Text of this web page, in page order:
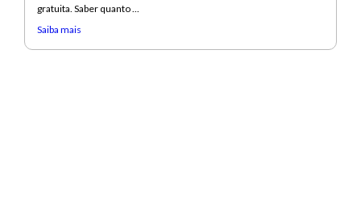
gratuita. Saber quanto ...
Saiba mais